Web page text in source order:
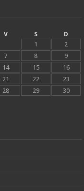
V S
D
1
2
7 8
9
14 15
16
21 22
23
28 29
30